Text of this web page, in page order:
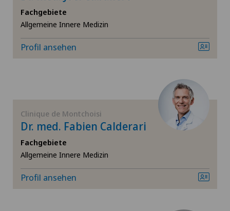
Allgemeine Innere Medizin
Anästhesiologie
Andrologie
Angiographie
Ärztezentrum Oerlikon
Ärztezentrum Ostermundigen
Ärztezentrum Siloah Murten
Ärztezentrum Solothurn
Bellinzona
SH
FR
VS
Fachgebiete
Allgemeine Innere Medizin
Profil ansehen
Clinique de Montchoisi
Dr. med. Fabien Calderari
Fachgebiete
Allgemeine Innere Medizin
Profil ansehen